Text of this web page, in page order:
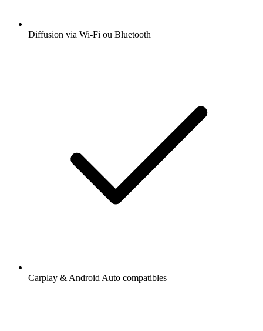
Diffusion via Wi-Fi ou Bluetooth
Carplay & Android Auto compatibles